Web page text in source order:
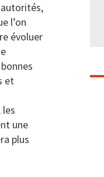
l’on
évoluer
et
une
plus